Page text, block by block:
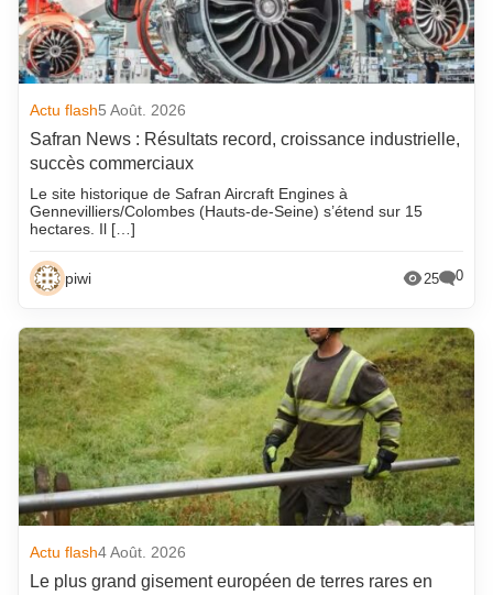
Actu flash5 Août. 2026
Safran News : Résultats record, croissance industrielle,
succès commerciaux
Le site historique de Safran Aircraft Engines à
Gennevilliers/Colombes (Hauts-de-Seine) s’étend sur 15
hectares. Il […]
piwi 25 0
Actu flash4 Août. 2026
Le plus grand gisement européen de terres rares en